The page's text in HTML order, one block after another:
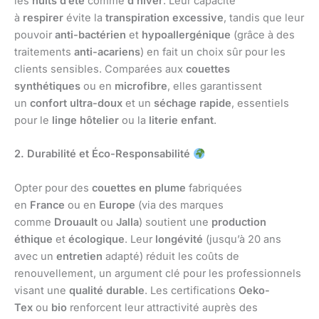
à respirer évite la transpiration excessive, tandis que leur
pouvoir anti-bactérien et hypoallergénique (grâce à des
traitements anti-acariens) en fait un choix sûr pour les
clients sensibles. Comparées aux couettes
synthétiques ou en microfibre, elles garantissent
un confort ultra-doux et un séchage rapide, essentiels
pour le linge hôtelier ou la literie enfant.
2. Durabilité et Éco-Responsabilité
Opter pour des couettes en plume fabriquées
en France ou en Europe (via des marques
comme Drouault ou Jalla) soutient une production
éthique et écologique. Leur longévité (jusqu’à 20 ans
avec un entretien adapté) réduit les coûts de
renouvellement, un argument clé pour les professionnels
visant une qualité durable. Les certifications Oeko-
Tex ou bio renforcent leur attractivité auprès des